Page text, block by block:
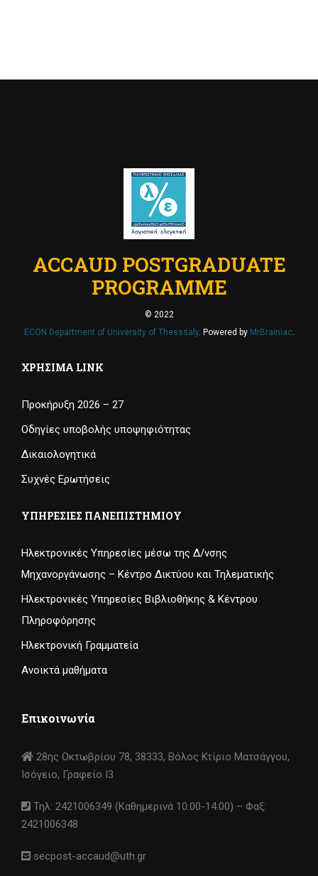
ACCAUD POSTGRADUATE
PROGRAMME
© 2022
ECON Department of University of Thesssaly. Powered by MrBrainiac.
ΧΡΉΣΙΜΑ LINK
Προκήρυξη 2026 – 27
Οδηγίες υποβολής υποψηφιότητας
Δικαιολογητικά
Συχνές Ερωτήσεις
ΥΠΗΡΕΣΊΕΣ ΠΑΝΕΠΙΣΤΗΜΊΟΥ
Ηλεκτρονικές Υπηρεσίες μέσω της Δ/νσης
Μηχανοργάνωσης – Κέντρο Δικτύου και Τηλεματικής
Ηλεκτρονικές Υπηρεσίες Βιβλιοθήκης & Κέντρου
Πληροφόρησης
Ηλεκτρονική Γραμματεία
Ανοικτά μαθήματα
Επικοινωνία
28ης Οκτωβρίου 78, 38333, Βόλος Κτίριο Ματσάγγου,
Ισόγειο, Γραφείο I3
Τηλ: 2421006349 (Καθημερινά 10:00-14:00) – Φαξ:
2421006348
secpost-accaud@uth.gr